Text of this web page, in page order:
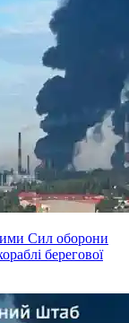
Сил оборони
берегової